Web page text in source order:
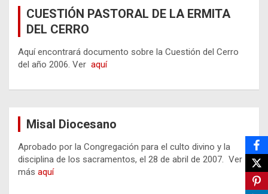
CUESTIÓN PASTORAL DE LA ERMITA
DEL CERRO
Aquí encontrará documento sobre la Cuestión del Cerro
del año 2006. Ver aquí
Misal Diocesano
Aprobado por la Congregación para el culto divino y la
disciplina de los sacramentos, el 28 de abril de 2007. Ver
más aquí